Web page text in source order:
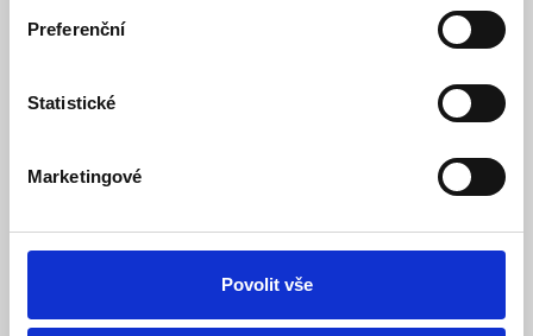
Preferenční
Statistické
Marketingové
Povolit vše
Bezdrátová powerbanka Baseus PicoGo Qi2
Dostupnost:
Do košíku